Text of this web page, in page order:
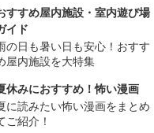
すすめ屋内施設・室内遊び場
イド
の日も暑い日も安心！おすす
屋内施設を大特集
休みにおすすめ！怖い漫画
に読みたい怖い漫画をまとめ
ご紹介！